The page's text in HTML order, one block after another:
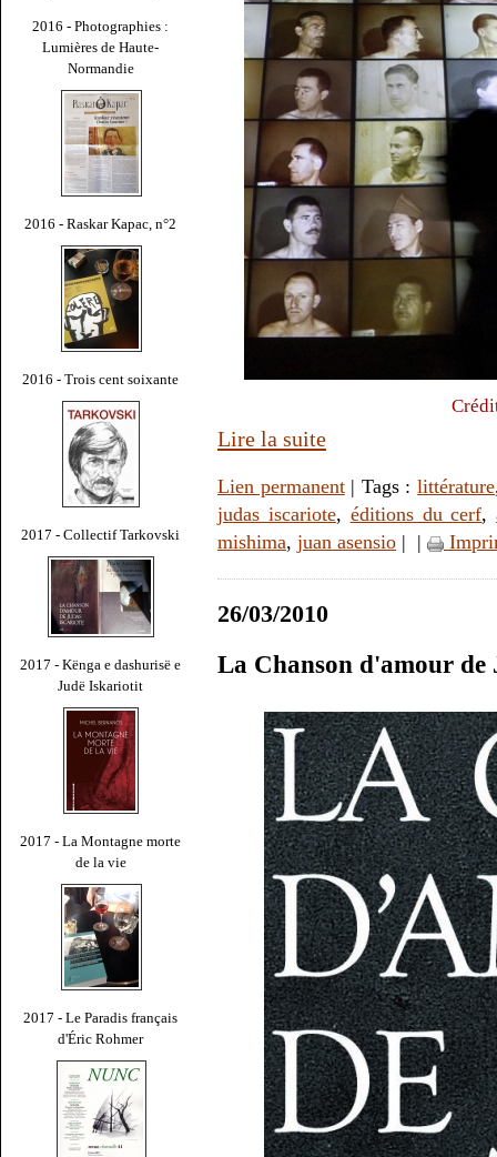
2016 - Photographies :
Lumières de Haute-
Normandie
2016 - Raskar Kapac, n°2
2016 - Trois cent soixante
2017 - Collectif Tarkovski
2017 - Kënga e dashurisë e
Judë Iskariotit
2017 - La Montagne morte
de la vie
2017 - Le Paradis français
d'Éric Rohmer
Lire la suite
Lien permanent| Tags :littérature
judas iscariote, éditions du cerf,
mishima, juan asensio | |
26/03/2010
La Chanson d'amour de